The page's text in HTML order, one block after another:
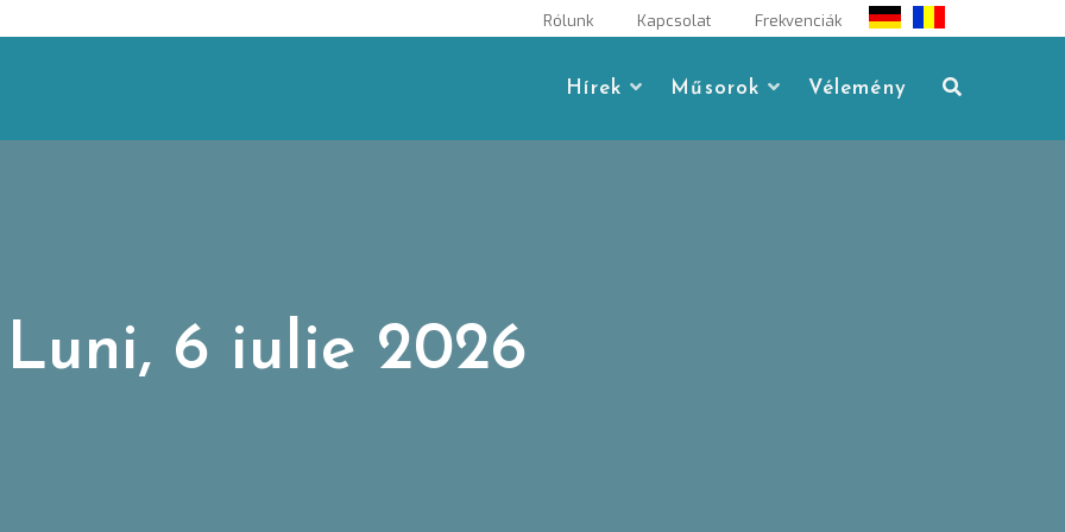
Rólunk Kapcsolat Frekvenciák
Hírek Műsorok Vélemény
Luni, 6 iulie 2026